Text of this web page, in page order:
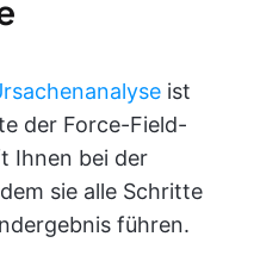
ist
der Force-Field-
Ihnen bei der
sie alle Schritte
führen.